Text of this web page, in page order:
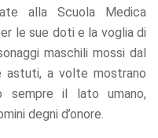
alla Scuola Medica
le sue doti e la voglia di
maschili mossi dal
a volte mostrano
sempre il lato umano,
degni d’onore.